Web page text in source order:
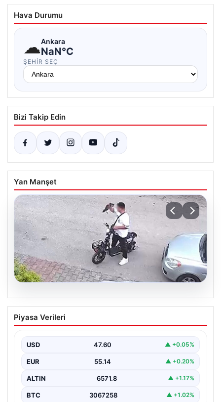
Hava Durumu
☁Ankara
NaN°C
ŞEHIR SEÇ
Bizi Takip Edin
Yan Manşet
Bolu’da vahşet: Yavru kediyi önce öptü,
sonra boğdu
Ardından Telef Etti", "content": "Bolu'nun Beşkavaklar…
Piyasa Verileri
USD 47.60 ▲ +0.05%
EUR 55.14 ▲ +0.20%
ALTIN 6571.8 ▲ +1.17%
BTC 3067258 ▲ +1.02%